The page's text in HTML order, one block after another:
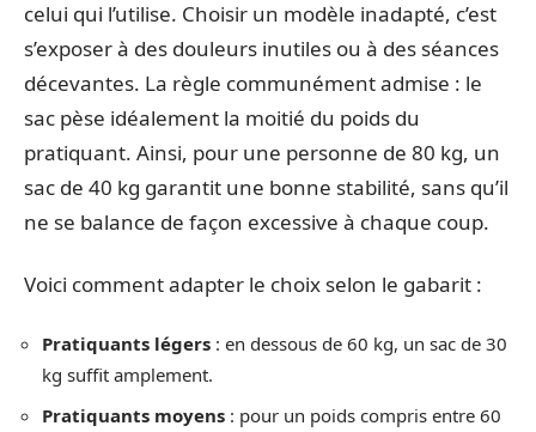
celui qui l’utilise. Choisir un modèle inadapté, c’est
s’exposer à des douleurs inutiles ou à des séances
décevantes. La règle communément admise : le
sac pèse idéalement la moitié du poids du
pratiquant. Ainsi, pour une personne de 80 kg, un
sac de 40 kg garantit une bonne stabilité, sans qu’il
ne se balance de façon excessive à chaque coup.
Voici comment adapter le choix selon le gabarit :
Pratiquants légers : en dessous de 60 kg, un sac de 30
kg suffit amplement.
Pratiquants moyens : pour un poids compris entre 60